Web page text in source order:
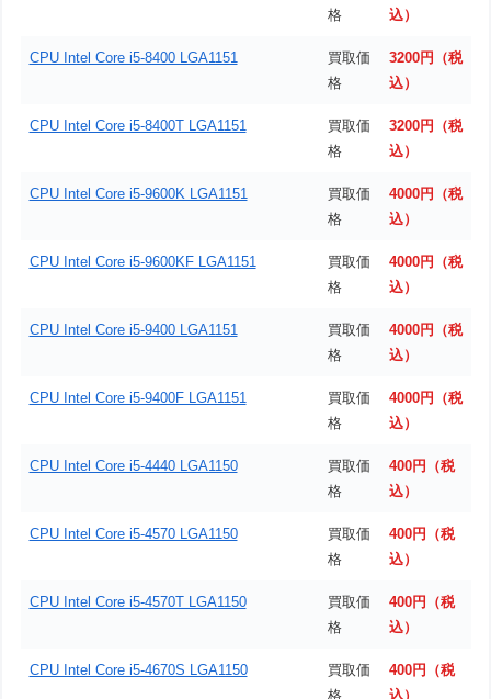
格
込）
CPU Intel Core i5-8400 LGA1151
買取価
格
3200円（税
込）
CPU Intel Core i5-8400T LGA1151
買取価
格
3200円（税
込）
CPU Intel Core i5-9600K LGA1151
買取価
格
4000円（税
込）
CPU Intel Core i5-9600KF LGA1151
買取価
格
4000円（税
込）
CPU Intel Core i5-9400 LGA1151
買取価
格
4000円（税
込）
CPU Intel Core i5-9400F LGA1151
買取価
格
4000円（税
込）
CPU Intel Core i5-4440 LGA1150
買取価
格
400円（税
込）
CPU Intel Core i5-4570 LGA1150
買取価
格
400円（税
込）
CPU Intel Core i5-4570T LGA1150
買取価
格
400円（税
込）
CPU Intel Core i5-4670S LGA1150
買取価
格
400円（税
込）